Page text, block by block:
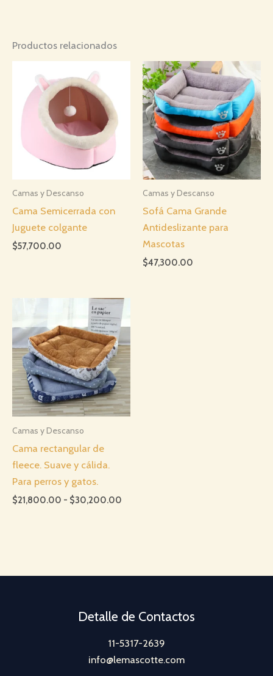
Productos relacionados
Camas y Descanso
Cama Semicerrada con
Juguete colgante
$57,700.00
Camas y Descanso
Sofá Cama Grande
Antideslizante para
Mascotas
$47,300.00
Camas y Descanso
Cama rectangular de
fleece. Suave y cálida.
Para perros y gatos.
$21,800.00 - $30,200.00
Detalle de Contactos
11-5317-2639
info@lemascotte.com